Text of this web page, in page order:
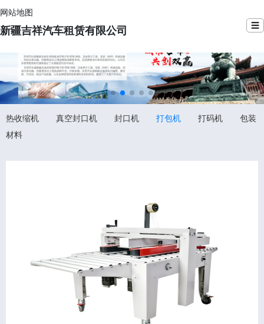
网站地图
新疆吉祥汽车租赁有限公司 ☰
热收缩机 真空封口机 封口机 打包机 打码机
包装
材料